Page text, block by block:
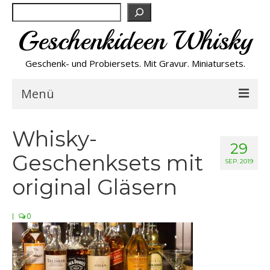
Suchen
Geschenkideen Whisky
Geschenk- und Probiersets. Mit Gravur. Miniatursets.
Menü
NEU
Personalisiert
Preishits
Probiersets
29
SEP. 2019
Whisky-
Geschenksets mit
original Gläsern
| 0